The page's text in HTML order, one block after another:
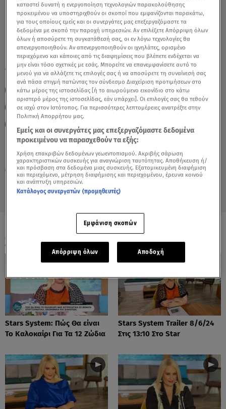
Παρασκευή 7 Αυγούστου 2026
04.03.22, 13:33 ΖΩΔΙΑ
TAGS: ΑΙΓΟΚΕΡΩΣ ΖΩΔΙΑ ΖΩΔΙΑ ΣΗΜΕΡΑ
ΑΣΗ ΜΠΗΛΙΟΥ
ΖΩΔΙΑ ΑΣΗ ΜΠΗΛΙΟΥ
ΑΣΤΡΟΛΟΓΙΚΕΣ ΠΡΟΒΛΕΨΕΙΣ
ΗΜΕΡΗΣΙΕΣ ΠΡΟΒΛΕΨΕΙΣ
BREAKFAST@STAR
ΟΛΑ ΤΑ ΒΙΝΤΕΟ
Stars System: Πώς Θα είναι
Το Καλοκαίρι Για Τα 12 Ζώδια
Stars System Trailer 8/6/24
Στις 13:10 Στο Star
καταστεί δυνατή η ενεργοποίηση τεχνολογιών παρακολούθησης
προκειμένου να υποστηριχθούν οι σκοποί που εμφανίζονται παρακάτω,
για τους οποίους εμείς και οι συνεργάτες μας επεξεργαζόμαστε τα
δεδομένα με σκοπό την παροχή υπηρεσιών. Αν επιλέξετε Απόρριψη όλων
όλων ή αποσύρετε τη συγκατάθεσή σας, οι εν λόγω τεχνολογίες θα
απενεργοποιηθούν. Αν απενεργοποιηθούν οι ιχνηλάτες, ορισμένο
περιεχόμενο και κάποιες από τις διαφημίσεις που βλέπετε ενδέχεται να
μην είναι τόσο σχετικές με εσάς. Μπορείτε να επανεμφανίσετε αυτό το
μενού για να αλλάξετε τις επιλογές σας ή να αποσύρετε τη συναίνεσή σας
ανά πάσα στιγμή πατώντας τον σύνδεσμο Διαχείριση προτιμήσεων στο
κάτω μέρος της ιστοσελίδας [ή το αιωρούμενο εικονίδιο στο κάτω
αριστερό μέρος της ιστοσελίδας, εάν υπάρχει]. Οι επιλογές σας θα τεθούν
σε ισχύ στον Ιστότοπος. Για περισσότερες λεπτομέρειες ανατρέξτε στην
Πολιτική Απορρήτου μας.
Εμείς και οι συνεργάτες μας επεξεργαζόμαστε δεδομένα
προκειμένου να παρασχεθούν τα εξής:
Χρήση επακριβών δεδομένων γεωεντοπισμού. Ακριβής σάρωση
χαρακτηριστικών συσκευής για αναγνώριση ταυτότητας. Αποθήκευση ή/
και πρόσβαση στα δεδομένα μιας συσκευής. Εξατομικευμένη διαφήμιση
και περιεχόμενο, μέτρηση διαφήμισης και περιεχομένου, έρευνα κοινού
και ανάπτυξη υπηρεσιών.
Κατάλογος συνεργατών (προμηθευτές)
Εμφάνιση σκοπών
Απόρριψη όλων Αποδοχή